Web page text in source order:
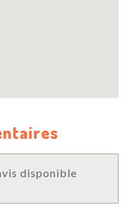
disponible